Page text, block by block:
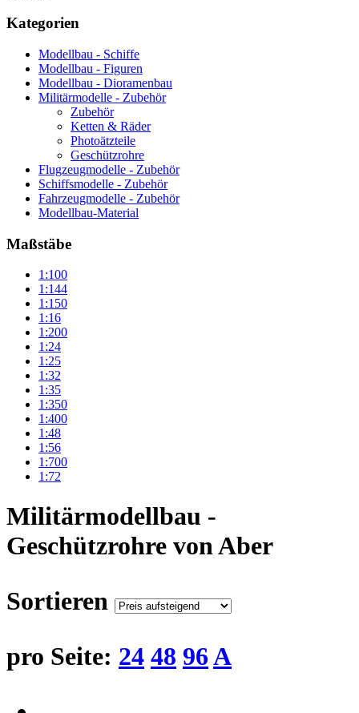
Kategorien
Modellbau - Schiffe
Modellbau - Figuren
Modellbau - Dioramenbau
Militärmodelle - Zubehör
Zubehör
Ketten & Räder
Photoätzteile
Geschützrohre
Flugzeugmodelle - Zubehör
Schiffsmodelle - Zubehör
Fahrzeugmodelle - Zubehör
Modellbau-Material
Maßstäbe
1:100
1:144
1:150
1:16
1:200
1:24
1:25
1:32
1:35
1:350
1:400
1:48
1:56
1:700
1:72
Militärmodellbau -
Geschützrohre von Aber
Sortieren
pro Seite: 24 48 96A